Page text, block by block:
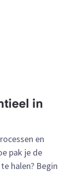
in
en
pak je de
halen? Begin